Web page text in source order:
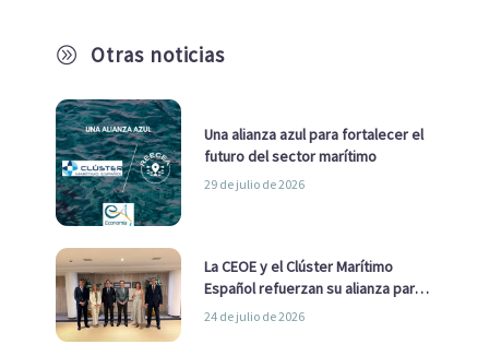
A Otras noticias
Una alianza azul para fortalecer el
futuro del sector marítimo
29 de julio de 2026
La CEOE y el Clúster Marítimo
Español refuerzan su alianza para
impulsar una estrategia Nacional
24 de julio de 2026